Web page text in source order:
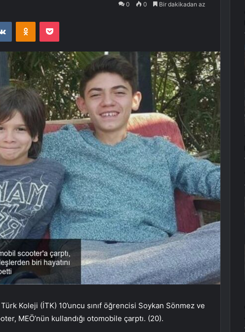
0 0 Bir dakikadan az
VKontakteOdnoklassniki
Pocket
Koleji (İTK) 10’uncu sınıf öğrencisi Soykan Sönmez ve
MEÖ’nün kullandığı otomobile çarptı. (20).